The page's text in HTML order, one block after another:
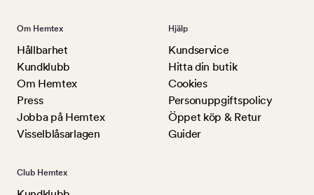
Om Hemtex
Hållbarhet
Kundklubb
Om Hemtex
Press
Jobba på Hemtex
Visselblåsarlagen
Hjälp
Kundservice
Hitta din butik
Cookies
Personuppgiftspolicy
Öppet köp & Retur
Guider
Club Hemtex